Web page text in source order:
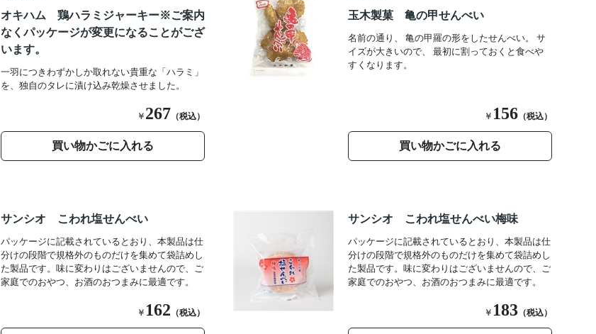
オキハム 鶏ハラミジャーキー※ご案内
なくパッケージが変更になることがござ
います。
一羽につきわずかしか取れない貴重な「ハラミ」
を、独自のタレに漬け込み乾燥させました。
￥ 267 （税込）
買い物かごに入れる
玉木製菓 亀の甲せんべい
名前の通り、 亀の甲羅の形をしたせんべい。 サ
イズが大きいので、 最初に割っておくと食べや
すくなります。
￥ 156 （税込）
買い物かごに入れる
サンシオ こわれ塩せんべい
パッケージに記載されているとおり、本製品は仕
分けの段階で規格外のものだけを集めて袋詰めし
た製品です。味に変わりはございませんので、ご
家庭でのおやつ、お酒のおつまみに最適です。
￥ 162 （税込）
サンシオ こわれ塩せんべい梅味
パッケージに記載されているとおり、本製品は仕
分けの段階で規格外のものだけを集めて袋詰めし
た製品です。味に変わりはございませんので、ご
家庭でのおやつ、お酒のおつまみに最適です。
￥ 183 （税込）